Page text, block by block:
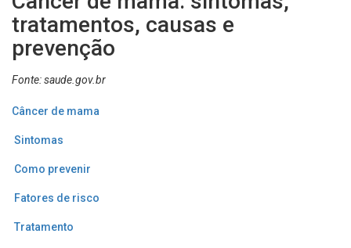
tratamentos, causas e
prevenção
Fonte: saude.gov.br
Câncer de mama
Sintomas
Como prevenir
Fatores de risco
Tratamento